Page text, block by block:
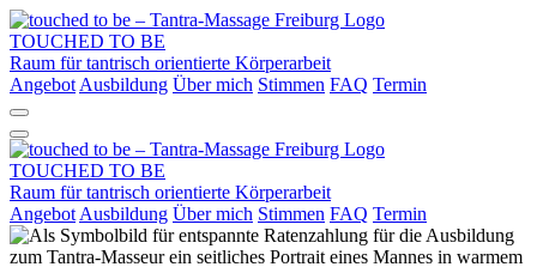
TOUCHED TO BE
Raum für tantrisch orientierte Körperarbeit
Angebot Ausbildung Über mich Stimmen FAQ Termin
TOUCHED TO BE
Raum für tantrisch orientierte Körperarbeit
Angebot Ausbildung Über mich Stimmen FAQ Termin